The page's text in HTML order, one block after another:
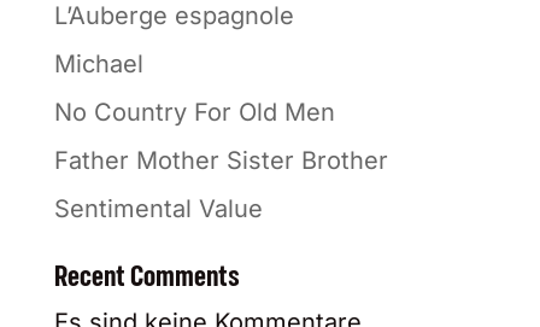
L’Auberge espagnole
Michael
No Country For Old Men
Father Mother Sister Brother
Sentimental Value
Recent Comments